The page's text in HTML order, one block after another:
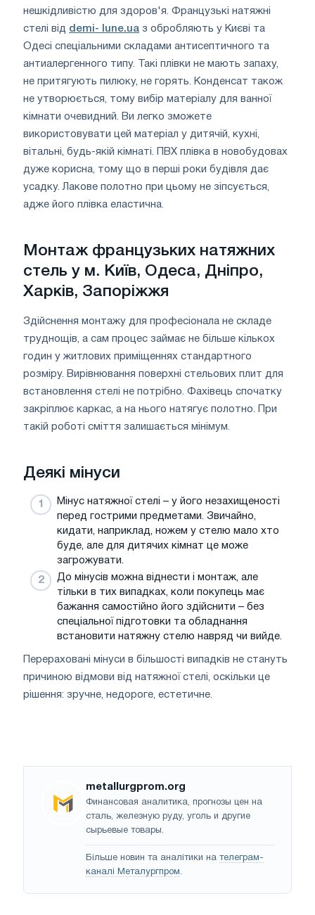
нешкідливістю для здоров'я. Французькі натяжні
стелі від demi- lune.ua з обробляють у Києві та
Одесі спеціальними складами антисептичного та
антиалергенного типу. Такі плівки не мають запаху,
не притягують пилюку, не горять. Конденсат також
не утворюється, тому вибір матеріалу для ванної
кімнати очевидний. Ви легко зможете
використовувати цей матеріал у дитячій, кухні,
вітальні, будь-якій кімнаті. ПВХ плівка в новобудовах
дуже корисна, тому що в перші роки будівля дає
усадку. Лакове полотно при цьому не зіпсується,
адже його плівка еластична.
Монтаж французьких натяжних
стель у м. Київ, Одеса, Дніпро,
Харків, Запоріжжя
Здійснення монтажу для професіонала не складе
труднощів, а сам процес займає не більше кількох
годин у житлових приміщеннях стандартного
розміру. Вирівнювання поверхні стельових плит для
встановлення стелі не потрібно. Фахівець спочатку
закріплює каркас, а на нього натягує полотно. При
такій роботі сміття залишається мінімум.
Деякі мінуси
Мінус натяжної стелі – у його незахищеності
перед гострими предметами. Звичайно,
кидати, наприклад, ножем у стелю мало хто
буде, але для дитячих кімнат це може
загрожувати.
До мінусів можна віднести і монтаж, але
тільки в тих випадках, коли покупець має
бажання самостійно його здійснити – без
спеціальної підготовки та обладнання
встановити натяжну стелю навряд чи вийде.
Перераховані мінуси в більшості випадків не стануть
причиною відмови від натяжної стелі, оскільки це
рішення: зручне, недороге, естетичне.
metallurgprom.org
Финансовая аналитика, прогнозы цен на
сталь, железную руду, уголь и другие
сырьевые товары.
Більше новин та аналітики на телеграм-
каналі Металургпром.